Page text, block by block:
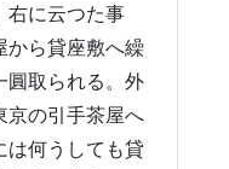
右に云つた事
から貸座敷へ繰
圓取られる。外
京の引手茶屋へ
は何うしても貸